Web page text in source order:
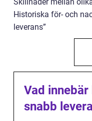
Historiska för- och
leverans”
Vad
snabb